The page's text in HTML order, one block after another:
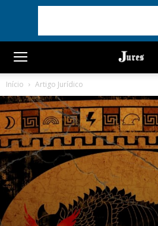
Início Artigo Jurídico